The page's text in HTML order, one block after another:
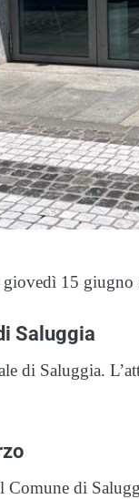
15
Saluggia
di Saluggia.
di